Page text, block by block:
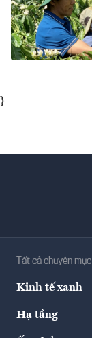
}
Tất cả chuyên mục
Kinh tế xanh
Hạ tầng